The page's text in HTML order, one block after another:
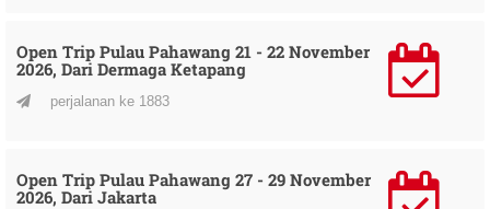
Open Trip Pulau Pahawang 21 - 22 November
2026, Dari Dermaga Ketapang
perjalanan ke 1883
Open Trip Pulau Pahawang 27 - 29 November
2026, Dari Jakarta